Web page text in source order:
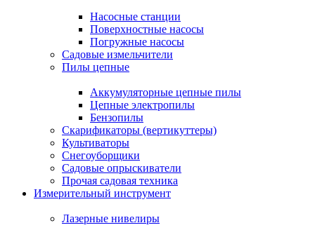
Насосные станции
Поверхностные насосы
Погружные насосы
Садовые измельчители
Пилы цепные
Аккумуляторные цепные пилы
Цепные электропилы
Бензопилы
Скарификаторы (вертикуттеры)
Культиваторы
Снегоуборщики
Садовые опрыскиватели
Прочая садовая техника
Измерительный инструмент
Лазерные нивелиры